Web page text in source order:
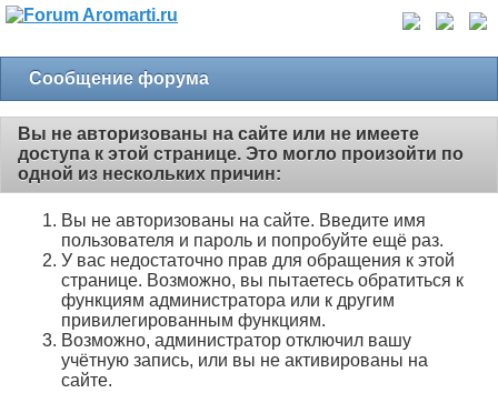
Сообщение форума
Вы не авторизованы на сайте или не имеете
доступа к этой странице. Это могло произойти по
одной из нескольких причин:
Вы не авторизованы на сайте. Введите имя
пользователя и пароль и попробуйте ещё раз.
У вас недостаточно прав для обращения к этой
странице. Возможно, вы пытаетесь обратиться к
функциям администратора или к другим
привилегированным функциям.
Возможно, администратор отключил вашу
учётную запись, или вы не активированы на
сайте.